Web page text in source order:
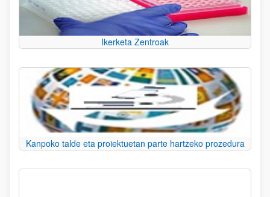
Ikerketa Zentroak
Kanpoko talde eta proiektuetan parte hartzeko prozedura